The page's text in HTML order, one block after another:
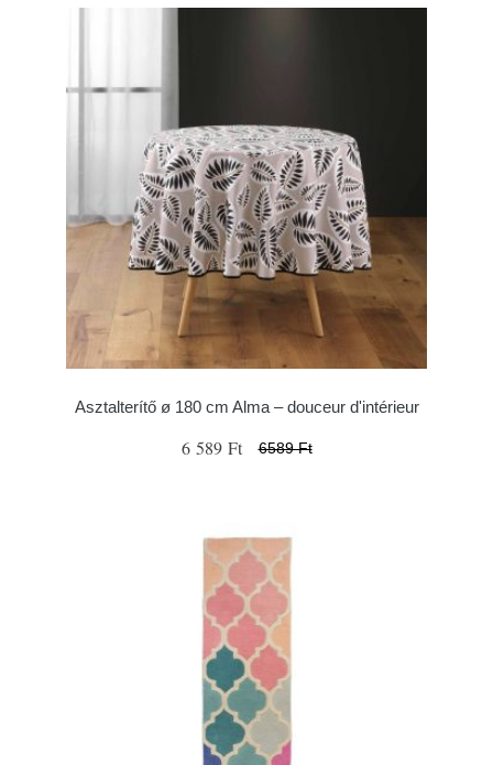
Asztalterítő ø 180 cm Alma – douceur d'intérieur
6 589 Ft 6589 Ft